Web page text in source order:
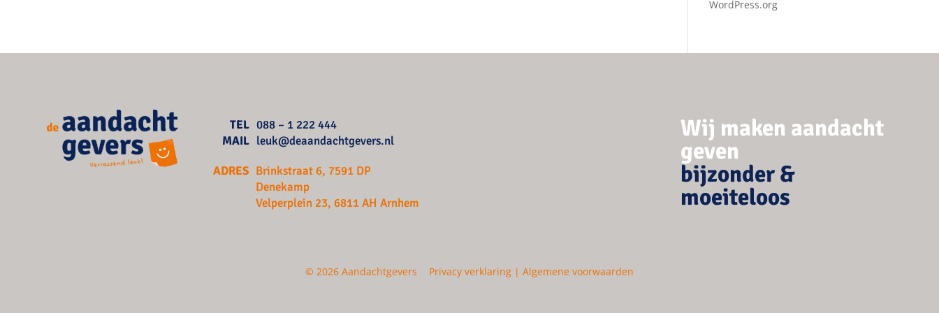
WordPress.org
TEL
MAIL
088 – 1 222 444
leuk@deaandachtgevers.nl
ADRES Brinkstraat 6, 7591 DP
Denekamp
Velperplein 23, 6811 AH Arnhem
Wij maken aandacht
geven
bijzonder &
moeiteloos
© 2026 Aandachtgevers Privacy verklaring |Algemene voorwaarden